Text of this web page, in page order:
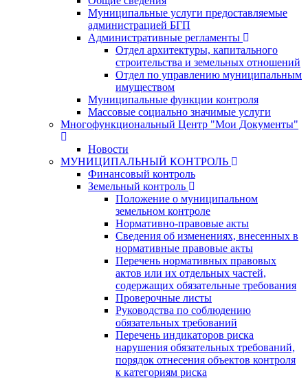
Муниципальные услуги предоставляемые
администрацией БГП
Административные регламенты
Отдел архитектуры, капитального
строительства и земельных отношений
Отдел по управлению муниципальным
имуществом
Муниципальные функции контроля
Массовые социально значимые услуги
Многофункциональный Центр "Мои Документы"
Новости
МУНИЦИПАЛЬНЫЙ КОНТРОЛЬ
Финансовый контроль
Земельный контроль
Положение о муниципальном
земельном контроле
Нормативно-правовые акты
Сведения об изменениях, внесенных в
нормативные правовые акты
Перечень нормативных правовых
актов или их отдельных частей,
содержащих обязательные требования
Проверочные листы
Руководства по соблюдению
обязательных требований
Перечень индикаторов риска
нарушения обязательных требований,
порядок отнесения объектов контроля
к категориям риска